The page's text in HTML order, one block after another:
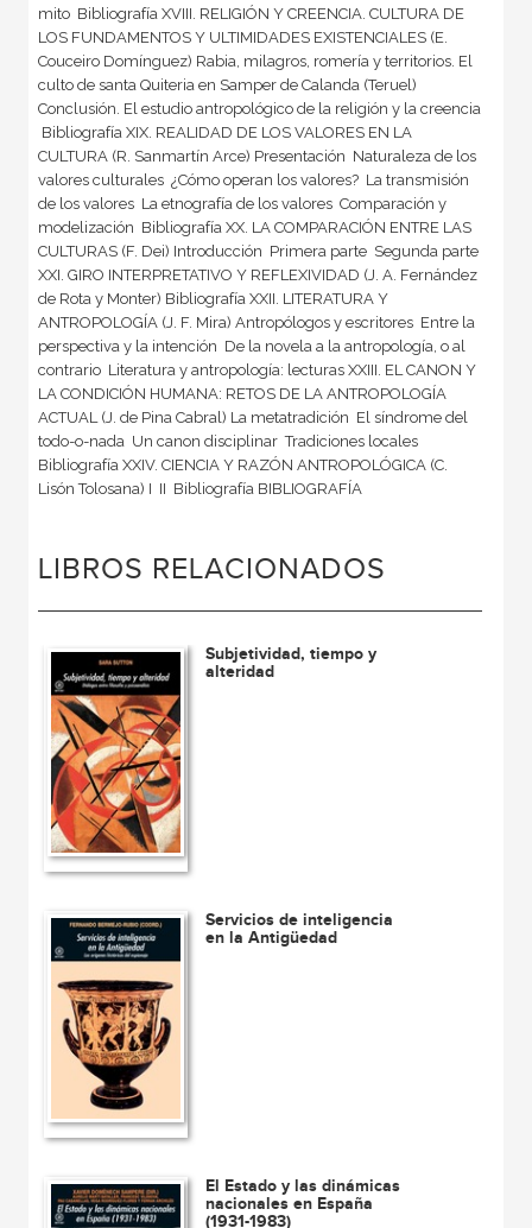
mito  Bibliografía XVIII. RELIGIÓN Y CREENCIA. CULTURA DE
LOS FUNDAMENTOS Y ULTIMIDADES EXISTENCIALES (E.
Couceiro Domínguez) Rabia, milagros, romería y territorios. El
culto de santa Quiteria en Samper de Calanda (Teruel) 
Conclusión. El estudio antropológico de la religión y la creencia
 Bibliografía XIX. REALIDAD DE LOS VALORES EN LA
CULTURA (R. Sanmartín Arce) Presentación  Naturaleza de los
valores culturales  ¿Cómo operan los valores?  La transmisión
de los valores  La etnografía de los valores  Comparación y
modelización  Bibliografía XX. LA COMPARACIÓN ENTRE LAS
CULTURAS (F. Dei) Introducción  Primera parte  Segunda parte
XXI. GIRO INTERPRETATIVO Y REFLEXIVIDAD (J. A. Fernández
de Rota y Monter) Bibliografía XXII. LITERATURA Y
ANTROPOLOGÍA (J. F. Mira) Antropólogos y escritores  Entre la
perspectiva y la intención  De la novela a la antropología, o al
contrario  Literatura y antropología: lecturas XXIII. EL CANON Y
LA CONDICIÓN HUMANA: RETOS DE LA ANTROPOLOGÍA
ACTUAL (J. de Pina Cabral) La metatradición  El síndrome del
todo-o-nada  Un canon disciplinar  Tradiciones locales 
Bibliografía XXIV. CIENCIA Y RAZÓN ANTROPOLÓGICA (C.
Lisón Tolosana) I  II  Bibliografía BIBLIOGRAFÍA
LIBROS RELACIONADOS
Subjetividad, tiempo y
alteridad
Servicios de inteligencia
en la Antigüedad
El Estado y las dinámicas
nacionales en España
(1931-1983)